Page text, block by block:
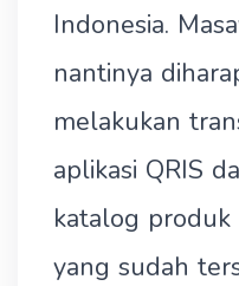
Indonesia.
nantinya
melakukan
aplikasi QRIS
katalog produk
yang sudah